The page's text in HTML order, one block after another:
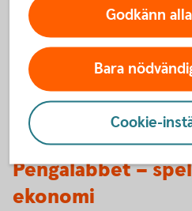
pengalabbet
Pengalabbet –
ekonomi
Godkänn
Bara
Cookie-